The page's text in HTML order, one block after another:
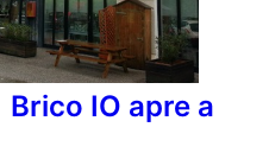
Brico IO apre a